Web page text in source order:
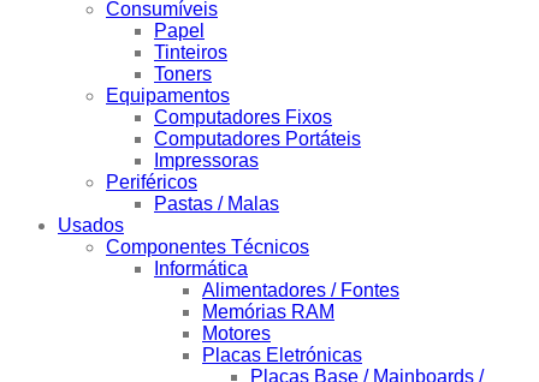
Consumíveis
Papel
Tinteiros
Toners
Equipamentos
Computadores Fixos
Computadores Portáteis
Impressoras
Periféricos
Pastas / Malas
Usados
Componentes Técnicos
Informática
Alimentadores / Fontes
Memórias RAM
Motores
Placas Eletrónicas
Placas Base / Mainboards /